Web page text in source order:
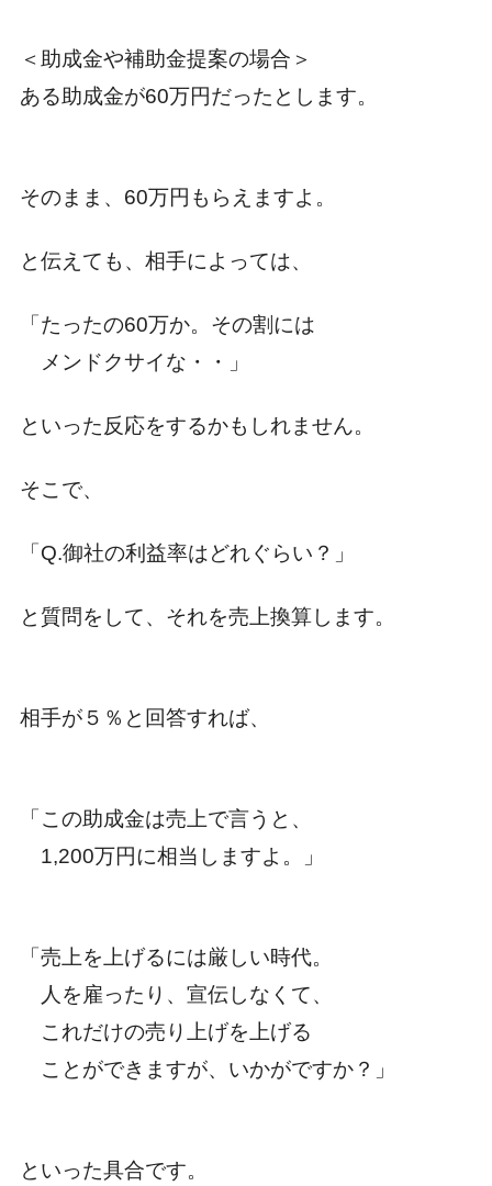
＜助成金や補助金提案の場合＞
ある助成金が60万円だったとします。
そのまま、60万円もらえますよ。
と伝えても、相手によっては、
「たったの60万か。その割には
メンドクサイな・・」
といった反応をするかもしれません。
そこで、
「Q.御社の利益率はどれぐらい？」
と質問をして、それを売上換算します。
相手が５％と回答すれば、
「この助成金は売上で言うと、
1,200万円に相当しますよ。」
「売上を上げるには厳しい時代。
人を雇ったり、宣伝しなくて、
これだけの売り上げを上げる
ことができますが、いかがですか？」
といった具合です。